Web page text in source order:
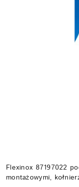
Flexinox 87197022
montażowymi,